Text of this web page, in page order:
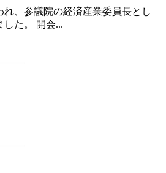
、参議院の経済産業委員長とし
した。 開会...